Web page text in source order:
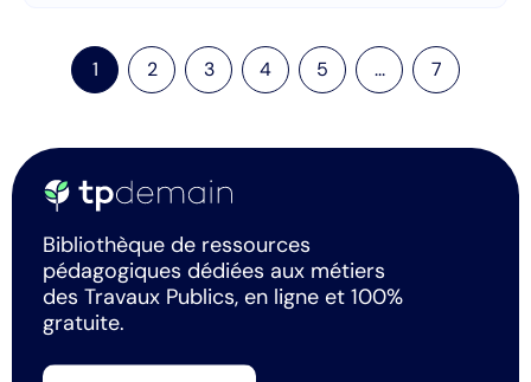
1 2 3 4 5 ... 7
Bibliothèque de ressources
pédagogiques dédiées aux métiers
des Travaux Publics, en ligne et 100%
gratuite.